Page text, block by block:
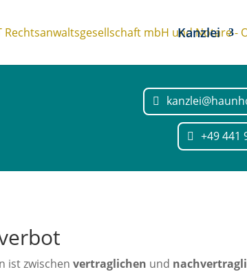
Kanzlei
+49 441
ist zwischenvertraglichen und